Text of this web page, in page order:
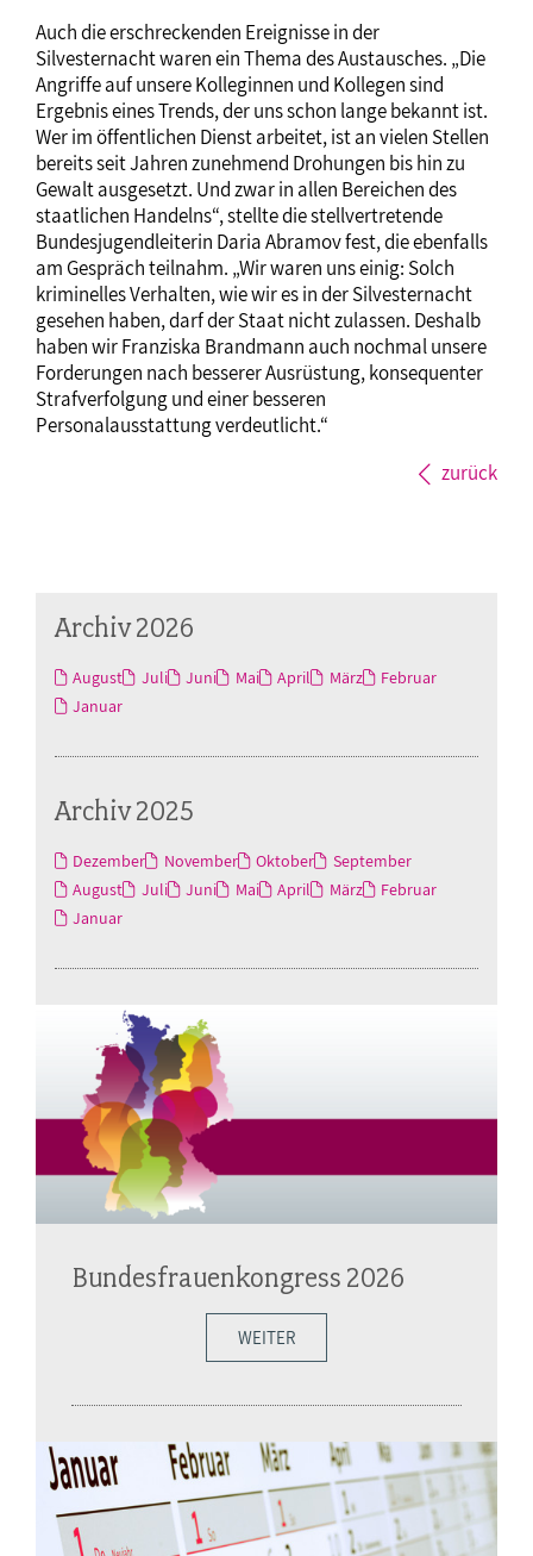
Auch die erschreckenden Ereignisse in der
Silvesternacht waren ein Thema des Austausches. „Die
Angriffe auf unsere Kolleginnen und Kollegen sind
Ergebnis eines Trends, der uns schon lange bekannt ist.
Wer im öffentlichen Dienst arbeitet, ist an vielen Stellen
bereits seit Jahren zunehmend Drohungen bis hin zu
Gewalt ausgesetzt. Und zwar in allen Bereichen des
staatlichen Handelns“, stellte die stellvertretende
Bundesjugendleiterin Daria Abramov fest, die ebenfalls
am Gespräch teilnahm. „Wir waren uns einig: Solch
kriminelles Verhalten, wie wir es in der Silvesternacht
gesehen haben, darf der Staat nicht zulassen. Deshalb
haben wir Franziska Brandmann auch nochmal unsere
Forderungen nach besserer Ausrüstung, konsequenter
Strafverfolgung und einer besseren
Personalausstattung verdeutlicht.“
zurück
Archiv 2026
August Juli Juni Mai April März
Februar
Januar
Archiv 2025
Dezember November Oktober
September
August
Juli Juni Mai April März
Februar
Januar
Bundesfrauenkongress 2026
WEITER